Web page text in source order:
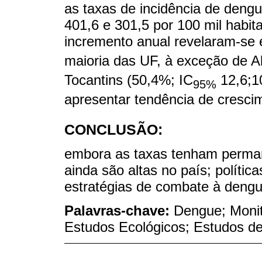
as taxas de incidência de
401,6 e 301,5 por 100 mil
incremento anual revelaram-se
maioria das UF, à exceção de
Tocantins (50,4%; IC95%
apresentar tendência de
CONCLUSÃO:
embora as taxas tenham
ainda são altas no país;
estratégias de combate à
Palavras-chave: Dengue;
Estudos Ecológicos; Estudos